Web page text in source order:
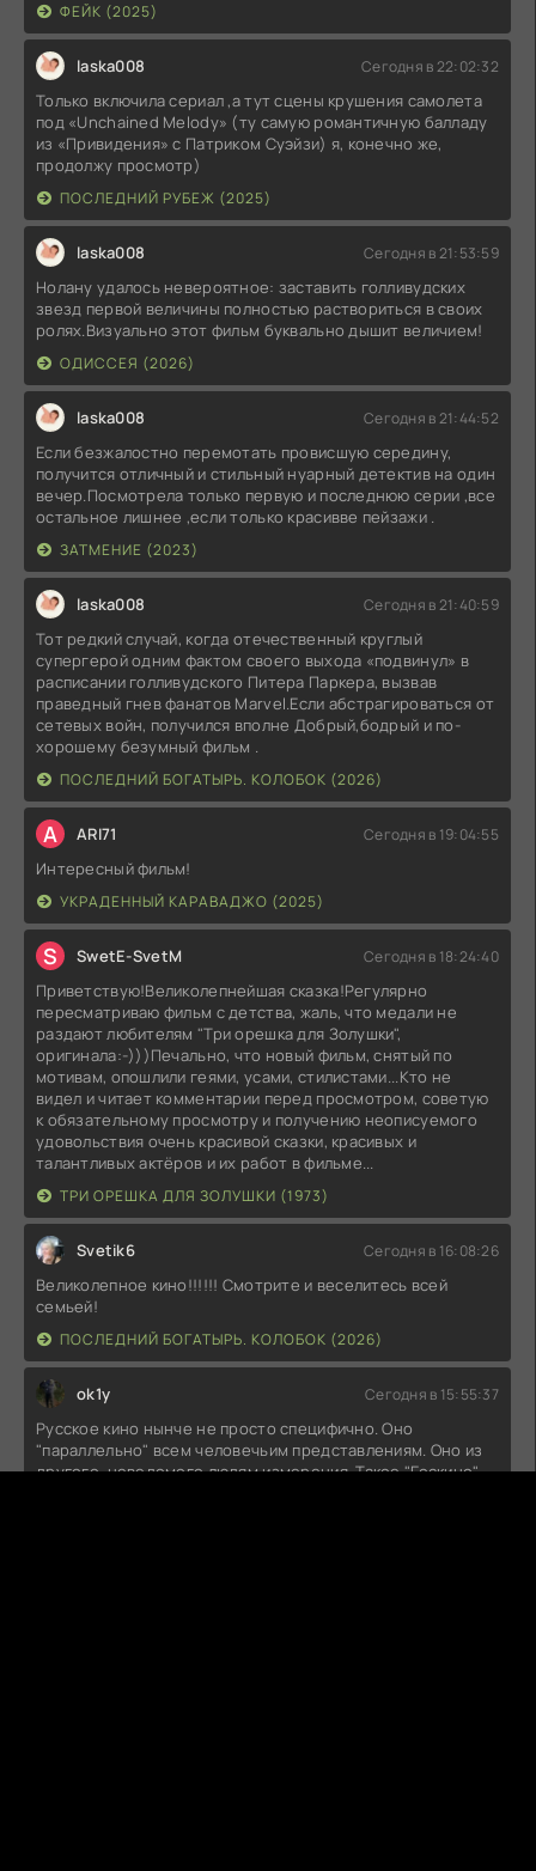
ФЕЙК (2025)
laska008 Сегодня в 22:02:32
Только включила сериал ,а тут сцены крушения самолета
под «Unchained Melody» (ту самую романтичную балладу
из «Привидения» с Патриком Суэйзи) я, конечно же,
продолжу просмотр)
ПОСЛЕДНИЙ РУБЕЖ (2025)
laska008 Сегодня в 21:53:59
Нолану удалось невероятное: заставить голливудских
звезд первой величины полностью раствориться в своих
ролях.Визуально этот фильм буквально дышит величием!
ОДИССЕЯ (2026)
laska008 Сегодня в 21:44:52
Если безжалостно перемотать провисшую середину,
получится отличный и стильный нуарный детектив на один
вечер.Посмотрела только первую и последнюю серии ,все
остальное лишнее ,если только красивве пейзажи .
ЗАТМЕНИЕ (2023)
laska008 Сегодня в 21:40:59
Тот редкий случай, когда отечественный круглый
супергерой одним фактом своего выхода «подвинул» в
расписании голливудского Питера Паркера, вызвав
праведный гнев фанатов Marvel.Если абстрагироваться от
сетевых войн, получился вполне Добрый,бодрый и по-
хорошему безумный фильм .
ПОСЛЕДНИЙ БОГАТЫРЬ. КОЛОБОК (2026)
A ARI71 Сегодня в 19:04:55
Интересный фильм!
УКРАДЕННЫЙ КАРАВАДЖО (2025)
S SwetE-SvetM Сегодня в 18:24:40
Приветствую!Великолепнейшая сказка!Регулярно
пересматриваю фильм с детства, жаль, что медали не
раздают любителям "Три орешка для Золушки",
оригинала:-)))Печально, что новый фильм, снятый по
мотивам, опошлили геями, усами, стилистами...Кто не
видел и читает комментарии перед просмотром, советую
к обязательному просмотру и получению неописуемого
удовольствия очень красивой сказки, красивых и
талантливых актёров и их работ в фильме...
ТРИ ОРЕШКА ДЛЯ ЗОЛУШКИ (1973)
Svetik6 Сегодня в 16:08:26
Великолепное кино!!!!!! Смотрите и веселитесь всей
семьей!
ПОСЛЕДНИЙ БОГАТЫРЬ. КОЛОБОК (2026)
ok1y Сегодня в 15:55:37
Русское кино нынче не просто специфично. Оно
"параллельно" всем человечьим представлениям. Оно из
другого, неведомого людям измерения. Такое "Госкино"